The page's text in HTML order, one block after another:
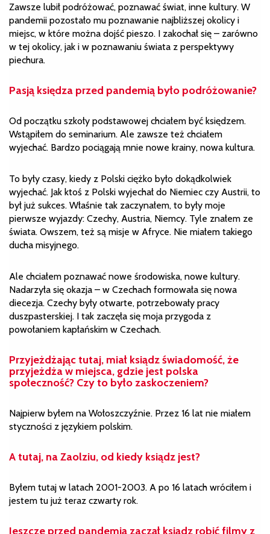
Zawsze lubił podróżować, poznawać świat, inne kultury. W
pandemii pozostało mu poznawanie najbliższej okolicy i
miejsc, w które można dojść pieszo. I zakochał się – zarówno
w tej okolicy, jak i w poznawaniu świata z perspektywy
piechura.
Pasją księdza przed pandemią było podróżowanie?
Od początku szkoły podstawowej chciałem być księdzem.
Wstąpiłem do seminarium. Ale zawsze też chciałem
wyjechać. Bardzo pociągają mnie nowe krainy, nowa kultura.
To były czasy, kiedy z Polski ciężko było dokądkolwiek
wyjechać. Jak ktoś z Polski wyjechał do Niemiec czy Austrii, to
był już sukces. Właśnie tak zaczynałem, to były moje
pierwsze wyjazdy: Czechy, Austria, Niemcy. Tyle znałem ze
świata. Owszem, też są misje w Afryce. Nie miałem takiego
ducha misyjnego.
Ale chciałem poznawać nowe środowiska, nowe kultury.
Nadarzyła się okazja – w Czechach formowała się nowa
diecezja. Czechy były otwarte, potrzebowały pracy
duszpasterskiej. I tak zaczęła się moja przygoda z
powołaniem kapłańskim w Czechach.
Przyjeżdżając tutaj, miał ksiądz świadomość, że
przyjeżdża w miejsca, gdzie jest polska
społeczność? Czy to było zaskoczeniem?
Najpierw byłem na Wołoszczyźnie. Przez 16 lat nie miałem
styczności z językiem polskim.
A tutaj, na Zaolziu, od kiedy ksiądz jest?
Byłem tutaj w latach 2001-2003. A po 16 latach wróciłem i
jestem tu już teraz czwarty rok.
Jeszcze przed pandemią zaczął ksiądz robić filmy z